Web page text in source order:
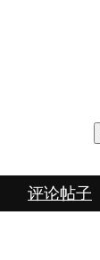
评论帖子